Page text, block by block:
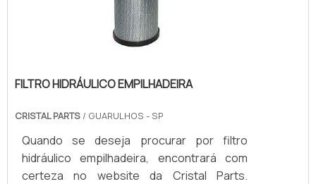
FILTRO HIDRÁULICO EMPILHADEIRA
CRISTAL PARTS / GUARULHOS - SP
Quando se deseja procurar por filtro
hidráulico empilhadeira, encontrará com
certeza no website da Cristal Parts.